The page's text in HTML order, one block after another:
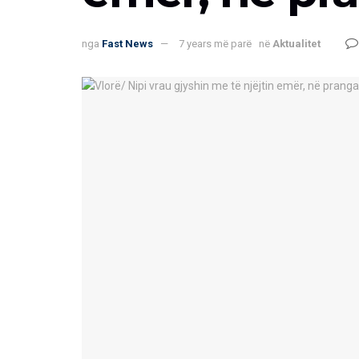
nga Fast News 7 years më parë në Aktualitet